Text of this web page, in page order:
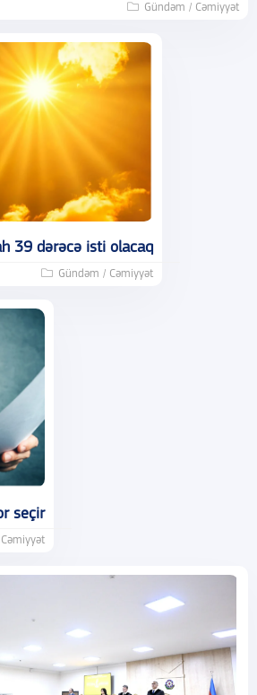
Gündəm / Cəmiyyət
39 dərəcə isti olacaq
Gündəm / Cəmiyyət
seçir
Cəmiyyət